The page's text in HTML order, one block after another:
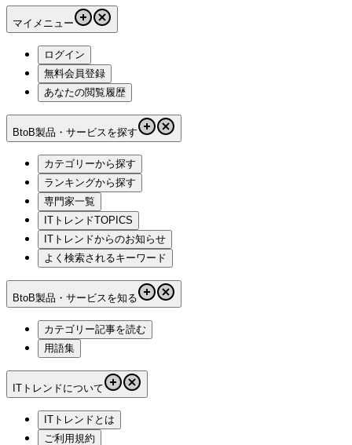
マイメニュー
ログイン
無料会員登録
あなたの閲覧履歴
BtoB製品・サービスを探す
カテゴリーから探す
ランキングから探す
専門家一覧
ITトレンドTOPICS
ITトレンドからのお知らせ
よく検索されるキーワード
BtoB製品・サービスを知る
カテゴリー記事を読む
用語集
ITトレンドについて
ITトレンドとは
ご利用規約